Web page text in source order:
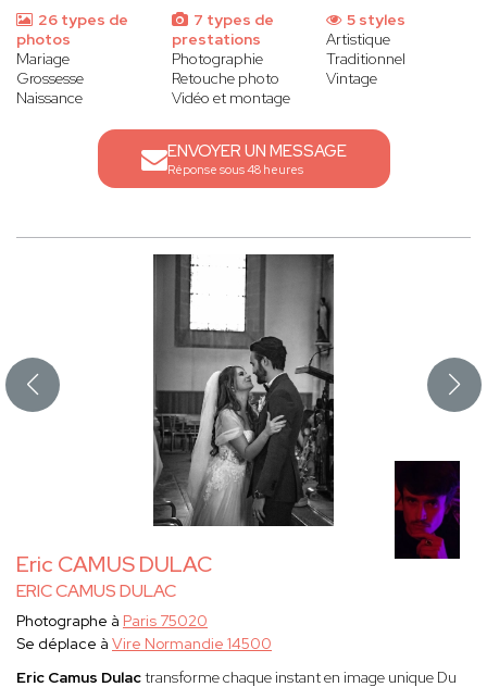
26 types de
photos
Mariage
Grossesse
Naissance
7 types de
prestations
Photographie
Retouche photo
Vidéo et montage
5 styles
Artistique
Traditionnel
Vintage
ENVOYER UN MESSAGE
Réponse sous 48 heures
Eric CAMUS DULAC
ERIC CAMUS DULAC
Photographe à Paris 75020
Se déplace à Vire Normandie 14500
Eric Camus Dulactransforme chaque instant en image unique Du